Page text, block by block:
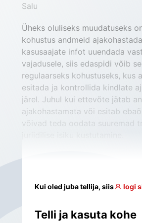
Salu
Üheks oluliseks muudatuseks
kohustus andmeid
kasusaajate infot uuendada
vajadusele, siis edaspidi võib
regulaarseks kohustuseks, kus
esitada ja kontrollida kindlate
järel. Juhul kui ettevõte jätab
ajakohastamata või esitab
võivad teda oodata suuremad
Kui oled juba tellija, siis logi
Telli ja kasuta kohe